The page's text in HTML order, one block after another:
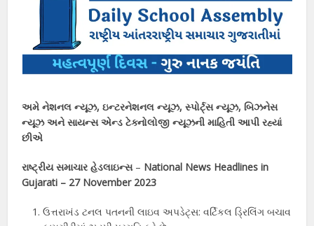
અમે નેશનલ ન્યૂઝ, ઇન્ટરનેશનલ ન્યૂઝ, સ્પોર્ટ્સ ન્યૂઝ, બિઝનેસ
ન્યૂઝ અને સાયન્સ એન્ડ ટેક્નોલોજી ન્યૂઝની માહિતી આપી રહ્યાં
છીએ
રાષ્ટ્રીય સમાચાર હેડલાઇન્સ– National News Headlines in
Gujarati – 27 November 2023
ઉત્તરાખંડ ટનલ પતનની લાઇવ અપડેટ્સ: વર્ટિકલ ડ્રિલિંગ બચાવ